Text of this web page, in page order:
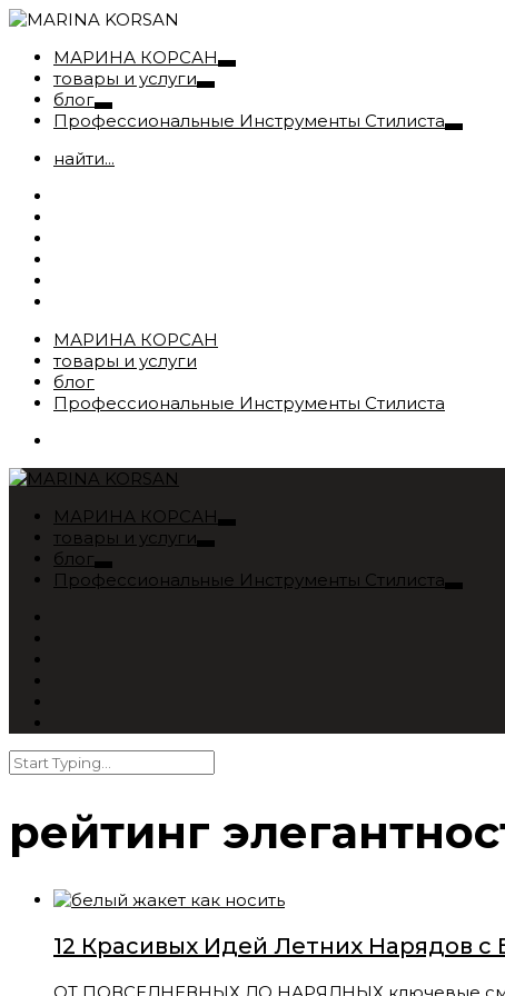
МАРИНА КОРСАН
товары и услуги
блог
Профессиональные Инструменты Стилиста
найти...
МАРИНА КОРСАН
товары и услуги
блог
Профессиональные Инструменты Стилиста
МАРИНА КОРСАН
товары и услуги
блог
Профессиональные Инструменты Стилиста
рейтинг
12 Красивых Идей Летних Нарядов
ОТ ПОВСЕДНЕВНЫХ ДО НАРЯДНЫХ ключевые